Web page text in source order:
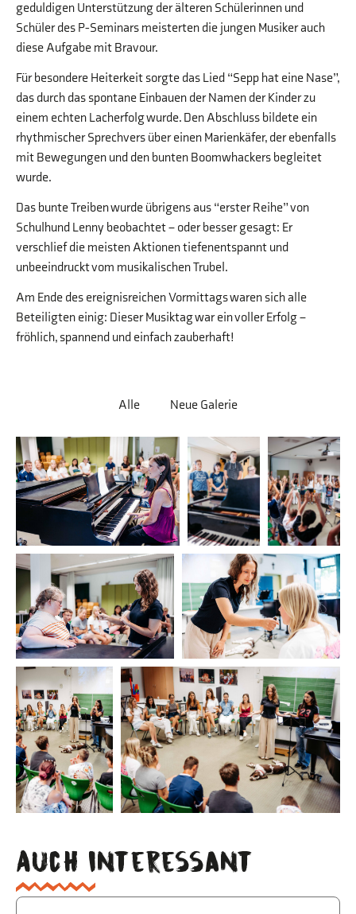
geduldigen Unterstützung der älteren Schülerinnen und
Schüler des P-Seminars meisterten die jungen Musiker auch
diese Aufgabe mit Bravour.
Für besondere Heiterkeit sorgte das Lied “Sepp hat eine Nase”,
das durch das spontane Einbauen der Namen der Kinder zu
einem echten Lacherfolg wurde. Den Abschluss bildete ein
rhythmischer Sprechvers über einen Marienkäfer, der ebenfalls
mit Bewegungen und den bunten Boomwhackers begleitet
wurde.
Das bunte Treiben wurde übrigens aus “erster Reihe” von
Schulhund Lenny beobachtet – oder besser gesagt: Er
verschlief die meisten Aktionen tiefenentspannt und
unbeeindruckt vom musikalischen Trubel.
Am Ende des ereignisreichen Vormittags waren sich alle
Beteiligten einig: Dieser Musiktag war ein voller Erfolg –
fröhlich, spannend und einfach zauberhaft!
Alle Neue Galerie
Auch interessant